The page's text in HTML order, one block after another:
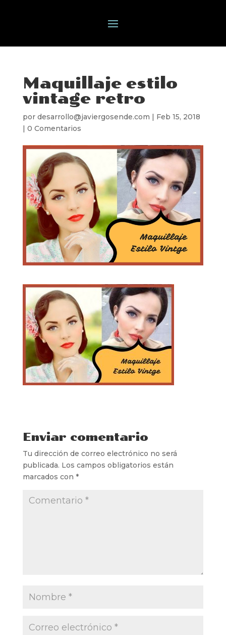
Maquillaje estilo
vintage retro
por desarrollo@javiergosende.com | Feb 15, 2018
| 0 Comentarios
Enviar comentario
Tu dirección de correo electrónico no será
publicada. Los campos obligatorios están
marcados con *